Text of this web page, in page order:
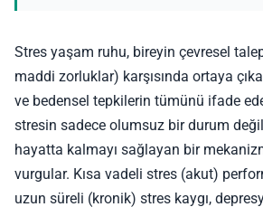
Stres yaşam ruhu, bireyin çevresel
maddi zorluklar) karşısında ortaya
ve bedensel tepkilerin tümünü ifade
stresin sadece olumsuz bir durum
hayatta kalmayı sağlayan bir
vurgular. Kısa vadeli stres (akut)
uzun süreli (kronik) stres kaygı,